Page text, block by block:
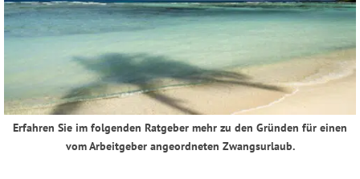
Erfahren Sie im folgenden Ratgeber mehr zu den Gründen für einen
vom Arbeitgeber angeordneten Zwangsurlaub.